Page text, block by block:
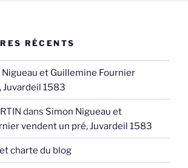
RÉCENTS
Nigueau et Guillemine Fournier
Juvardeil 1583
dans Simon Nigueau et
vendent un pré, Juvardeil 1583
charte du blog